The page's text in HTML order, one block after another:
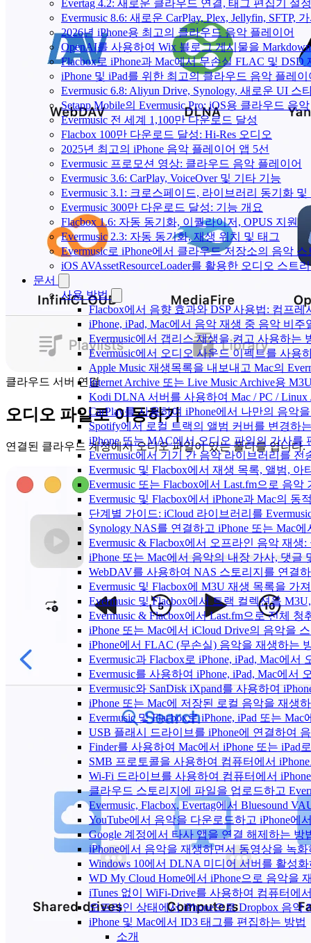
Evertag 4.2: 새로운 클라우드 연결, 태그 편집기 설
Evermusic 8.6: 새로운 CarPlay, Plex, Jellyfin, SFTP,
2026년 iPhone용 최고의 클라우드 음악 플레이어
OpenAI를 사용하여 Wix 블로그 게시물을
Flacbox로 iPhone과 Mac에서 무손실 FLAC 및 DSD
iPhone 및 iPad를 위한 최고의 클라우드 음악 플레이
Evermusic 6.8: Aliyun Drive, Synology, 새로운 UI 스
Setapp Mobile의 Evermusic Pro: iOS용 클라우드 음악
Evermusic 전 세계 1,100만 다운로드 달성
Flacbox 100만 다운로드 달성: Hi-Res 오디오
2025년 최고의 iPhone 음악 플레이어 앱 5선
Evermusic 프로모션 영상: 클라우드 음악 플레이어
Evermusic 3.6: CarPlay, VoiceOver 및 기타 기능
Evermusic 3.1: 크로스페이드, 라이브러리 동기화 및
Evermusic 300만 다운로드 달성: 기능 개요
Flacbox 1.6: 자동 동기화, 이퀄라이저, OPUS 지원
Evermusic 2.3: 자동 동기화, 재생 위치 및 태그
Evermusic로 iPhone에서 클라우드 저장소의 음악
iOS AVAssetResourceLoader를 활용한 오디오 스트
문서
사용 방법
Flacbox에서 음향 효과와 DSP 사용법: 컴프
iPhone, iPad, Mac에서 음악 재생 중 음악 비
Evermusic에서 갭리스 재생을 켜고 사용하는
Evermusic에서 오디오 사운드 이펙트를 사
Apple Music 재생목록을 내보내고 Mac의
Internet Archive 또는 Live Music Archive용
Kodi DLNA 서버를 사용하여 Mac / PC /
CarPlay를 사용하여 iPhone에서 나만의 음악
Spotify에서 로컬 트랙의 앨범 커버를 변경하
iPhone 또는 MAC에서 오디오 파일의 가사를
Evermusic에서 기기 간 음악 라이브러리를
Evermusic 및 Flacbox에서 재생 목록, 앨범,
Evermusic 또는 Flacbox에서 Last.fm으로 음
Evermusic 및 Flacbox에서 iPhone과 Mac의
단계별 가이드: iCloud 라이브러리를
Synology NAS를 연결하고 iPhone 또는 Mac
Evermusic & Flacbox에서 오프라인 음악 재
iPhone 또는 Mac에서 음악의 내장 가사, 댓글
WebDAV를 사용하여 NAS 스토리지를 연결
Evermusic 및 Flacbox에 M3U 재생 목록을 가
Evermusic 및 Flacbox에서 트랙 컬렉션을
Evermusic & Flacbox에서 Last.fm으로 전체 청
iPhone 또는 Mac에서 iCloud Drive의 음악을
iPhone에서 FLAC (무손실) 음악을 재생하는
Evermusic과 Flacbox로 iPhone, iPad, Mac에
Evermusic를 사용하여 iPhone, iPad, Mac에서
Evermusic와 SanDisk iXpand를 사용하여
iPhone 또는 Mac에 저장된 로컬 음악을 재생
Evermusic 및 Flacbox로 iPhone, iPad 또는
USB 플래시 드라이브를 iPhone에 연결하여
Finder를 사용하여 Mac에서 iPhone 또는 iPad
SMB 프로토콜을 사용하여 컴퓨터에서
Wi-Fi 드라이브를 사용하여 컴퓨터에서
클라우드 스토리지에 파일을 업로드하고
Evermusic, Flacbox, Evertag에서 Bluesound
YouTube에서 음악을 다운로드하고 iPhone에
Google 계정에서 타사 앱을 연결 해제하는 방
iPhone에서 음악을 재생하면서 동영상을 녹
Windows 10에서 DLNA 미디어 서버를 활성
WD My Cloud Home에서 iPhone으로 음악을
iTunes 없이 WiFi-Drive를 사용하여 컴퓨터에
오프라인 상태에서 iPhone으로 Dropbox 음악
iPhone 및 Mac에서 ID3 태그를 편집하는 방법
소개
클라우드 서버 연결
오디오 파일로 이동하기
연결된 클라우드 계정에서 오디오 파일이 있는 폴더를 엽니다.